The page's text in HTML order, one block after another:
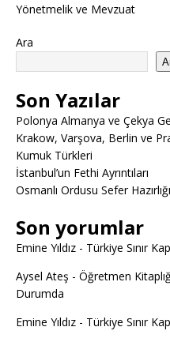
Yönetmelik ve Mevzuat
Ara
Son Yazılar
Polonya Almanya ve Çekya
Krakow, Varşova, Berlin ve
Kumuk Türkleri
İstanbul’un Fethi Ayrıntıları
Osmanlı Ordusu Sefer
Son yorumlar
Emine Yıldız - Türkiye Sınır
Aysel Ateş - Öğretmen
Durumda
Emine Yıldız - Türkiye Sınır